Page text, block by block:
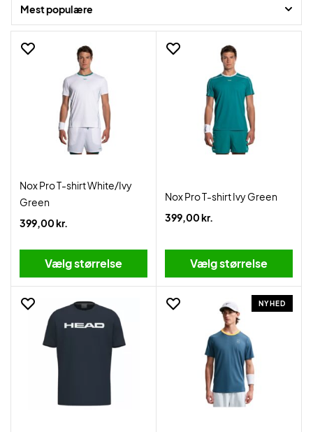
God shopping!
Mest populære
Nox Pro T-shirt White/Ivy
Green
399,00 kr.
Vælg størrelse
Nox Pro T-shirt Ivy Green
399,00 kr.
Vælg størrelse
NYHED